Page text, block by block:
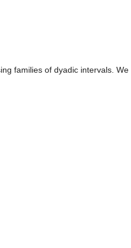
families of dyadic intervals.